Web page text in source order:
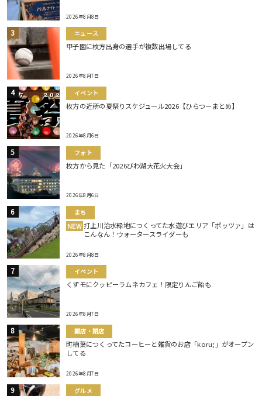
2026年8月8日
ニュース
甲子園に枚方出身の選手が複数出場してる
2026年8月7日
イベント
枚方の近所の夏祭りスケジュール2026【ひらつーまとめ】
2026年8月6日
フォト
枚方から見た「2026びわ湖大花火大会」
2026年8月6日
まち
NEW 打上川治水緑地につくってた水遊びエリア「ポッツァ」は
こんなん！ウォータースライダーも
2026年8月8日
イベント
くずモにクッピーラムネカフェ！限定りんご飴も
2026年8月7日
開店・閉店
町楠葉につくってたコーヒーと雑貨のお店「koru;」がオープン
してる
2026年8月7日
グルメ